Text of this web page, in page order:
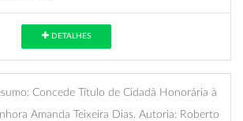
DETALHES
Concede Título de Cidadã Honorária à
Amanda Teixeira Dias. Autoria: Roberto